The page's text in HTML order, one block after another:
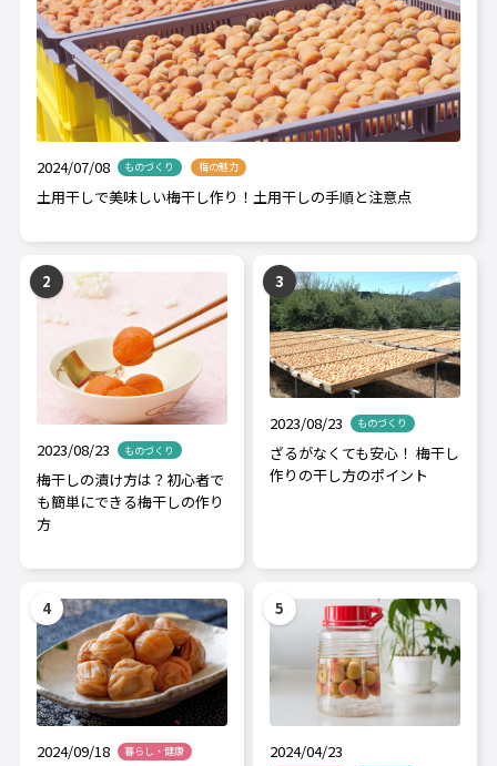
2024/07/08 ものづくり 梅の魅力
土用干しで美味しい梅干し作り！土用干しの手順と注意点
2023/08/23 ものづくり
梅干しの漬け方は？初心者で
も簡単にできる梅干しの作り
方
2023/08/23 ものづくり
ざるがなくても安心！ 梅干し
作りの干し方のポイント
2024/09/18 暮らし・健康 2024/04/23